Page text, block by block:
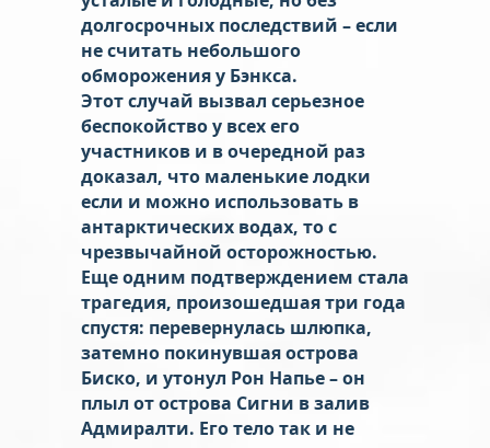
долгосрочных последствий – если
не считать небольшого
обморожения у Бэнкса.
Этот случай вызвал серьезное
беспокойство у всех его
участников и в очередной раз
доказал, что маленькие лодки
если и можно использовать в
антарктических водах, то с
чрезвычайной осторожностью.
Еще одним подтверждением стала
трагедия, произошедшая три года
спустя: перевернулась шлюпка,
затемно покинувшая острова
Биско, и утонул Рон Напье – он
плыл от острова Сигни в залив
Адмиралти. Его тело так и не